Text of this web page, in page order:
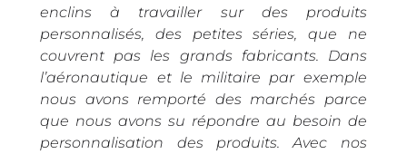
enclins à travailler sur des produits
personnalisés, des petites séries, que ne
couvrent pas les grands fabricants. Dans
l’aéronautique et le militaire par exemple
nous avons remporté des marchés parce
que nous avons su répondre au besoin de
personnalisation des produits. Avec nos